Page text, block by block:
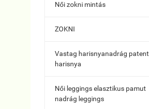
Női zokni mintás
ZOKNI
Vastag harisnyanadrág patent
harisnya
Női leggings elasztikus pamut
nadrág leggings